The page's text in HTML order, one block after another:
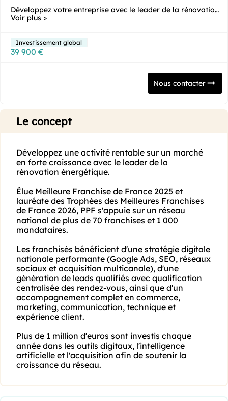
Développez votre entreprise avec le leader de la rénovation
Voir plus >
Investissement global
39 900 €
Nous contacter
Le concept
Développez une activité rentable sur un marché
en forte croissance avec le leader de la
rénovation énergétique.
Élue Meilleure Franchise de France 2025 et
lauréate des Trophées des Meilleures Franchises
de France 2026, PPF s'appuie sur un réseau
national de plus de 70 franchises et 1 000
mandataires.
Les franchisés bénéficient d'une stratégie digitale
nationale performante (Google Ads, SEO, réseaux
sociaux et acquisition multicanale), d'une
génération de leads qualifiés avec qualification
centralisée des rendez-vous, ainsi que d'un
accompagnement complet en commerce,
marketing, communication, technique et
expérience client.
Plus de 1 million d'euros sont investis chaque
année dans les outils digitaux, l'intelligence
artificielle et l'acquisition afin de soutenir la
croissance du réseau.